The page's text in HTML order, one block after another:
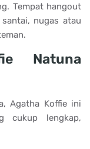
Tempat hangout
nugas atau
Natuna
Agatha Koffie ini
cukup lengkap,